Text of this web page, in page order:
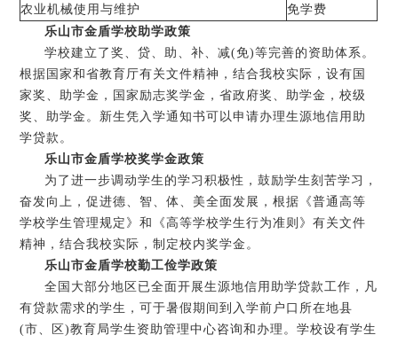
农业机械使用与维护
免学费
乐山市金盾学校助学政策
学校建立了奖、贷、助、补、减(免)等完善的资助体系。
根据国家和省教育厅有关文件精神，结合我校实际，设有国
家奖、助学金，国家励志奖学金，省政府奖、助学金，校级
奖、助学金。新生凭入学通知书可以申请办理生源地信用助
学贷款。
乐山市金盾学校奖学金政策
为了进一步调动学生的学习积极性，鼓励学生刻苦学习，
奋发向上，促进德、智、体、美全面发展，根据《普通高等
学校学生管理规定》和《高等学校学生行为准则》有关文件
精神，结合我校实际，制定校内奖学金。
乐山市金盾学校勤工俭学政策
全国大部分地区已全面开展生源地信用助学贷款工作，凡
有贷款需求的学生，可于暑假期间到入学前户口所在地县
(市、区)教育局学生资助管理中心咨询和办理。学校设有学生